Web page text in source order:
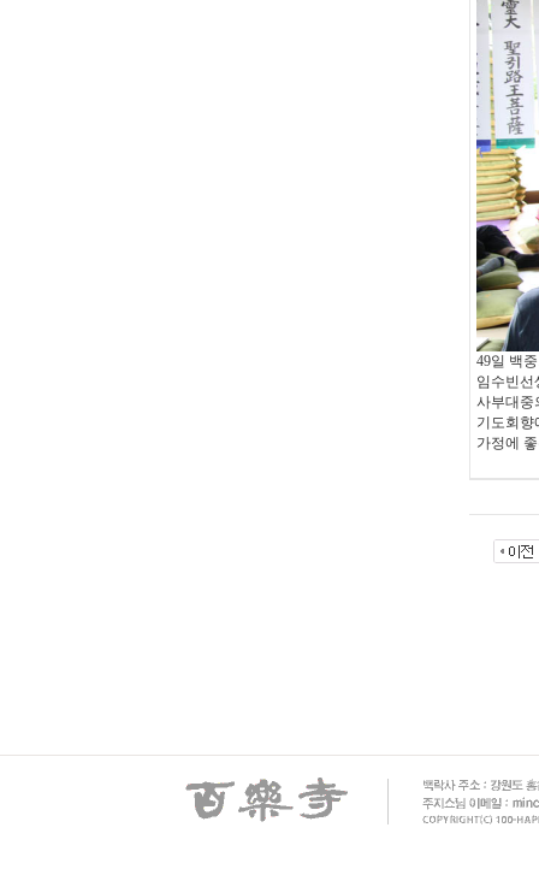
49일 백
임수빈선
사부대중
기도회향
가정에